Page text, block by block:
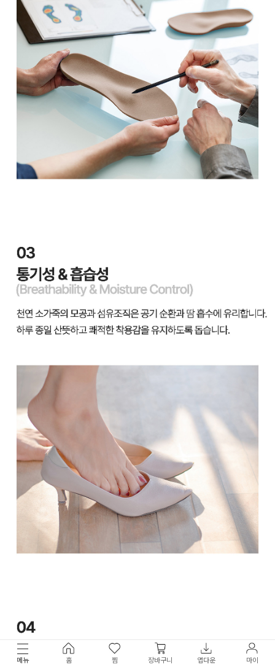
메뉴 홈 찜 장바구니 앱다운 마이